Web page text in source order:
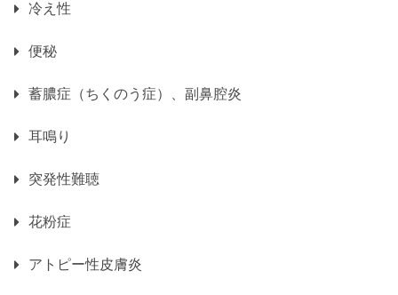
冷え性
便秘
蓄膿症（ちくのう症）、副鼻腔炎
耳鳴り
突発性難聴
花粉症
アトピー性皮膚炎